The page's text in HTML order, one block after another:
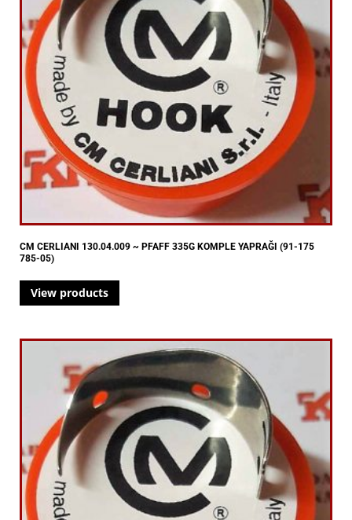
CM CERLIANI 130.04.009 ~ PFAFF 335G KOMPLE YAPRAĞI (91-175
785-05)
View products